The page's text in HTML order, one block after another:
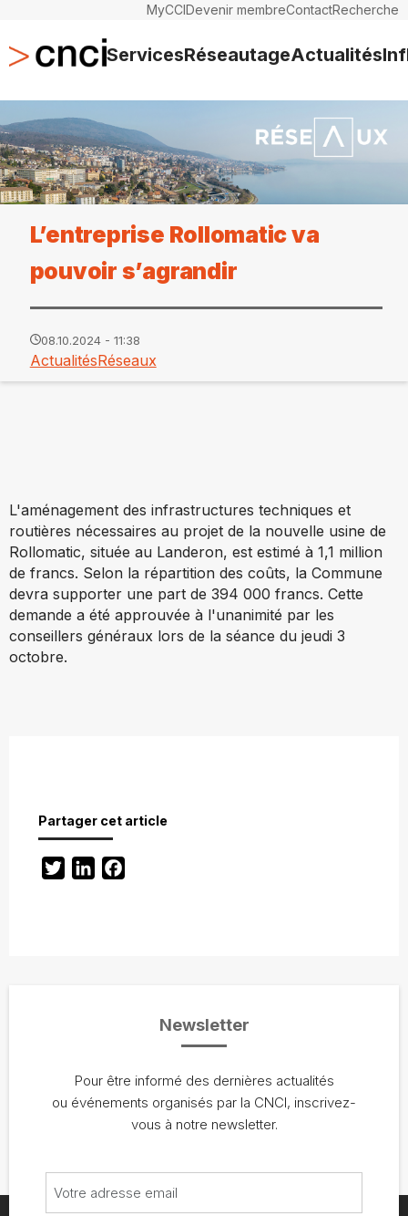
MyCCIDevenir membreContactRecherche
ServicesRéseautageActualités
L’entreprise Rollomatic va
pouvoir s’agrandir
08.10.2024 - 11:38
ActualitésRéseaux
L'aménagement des infrastructures techniques et
routières nécessaires au projet de la nouvelle usine de
Rollomatic, située au Landeron, est estimé à 1,1 million
de francs. Selon la répartition des coûts, la Commune
devra supporter une part de 394 000 francs. Cette
demande a été approuvée à l'unanimité par les
conseillers généraux lors de la séance du jeudi 3
octobre.
Partager cet article
TwitterLinkedIn
Newsletter
Pour être informé des dernières actualités
ou événements organisés par la CNCI, inscrivez-
vous à notre newsletter.